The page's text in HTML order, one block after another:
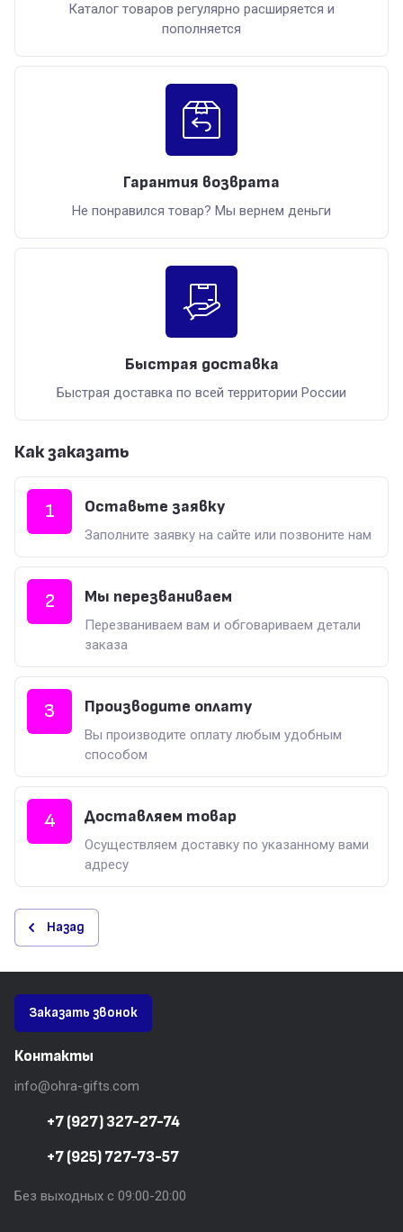
Каталог товаров регулярно расширяется и
пополняется
Гарантия возврата
Не понравился товар? Мы вернем деньги
Быстрая доставка
Быстрая доставка по всей территории России
Как заказать
1 Оставьте заявку
Заполните заявку на сайте или позвоните нам
2 Мы перезваниваем
Перезваниваем вам и обговариваем детали
заказа
3 Производите оплату
Вы производите оплату любым удобным
способом
4 Доставляем товар
Осуществляем доставку по указанному вами
адресу
Назад
Заказать звонок
Контакты
info@ohra-gifts.com
+7 (927) 327-27-74
+7 (925) 727-73-57
Без выходных с 09:00-20:00